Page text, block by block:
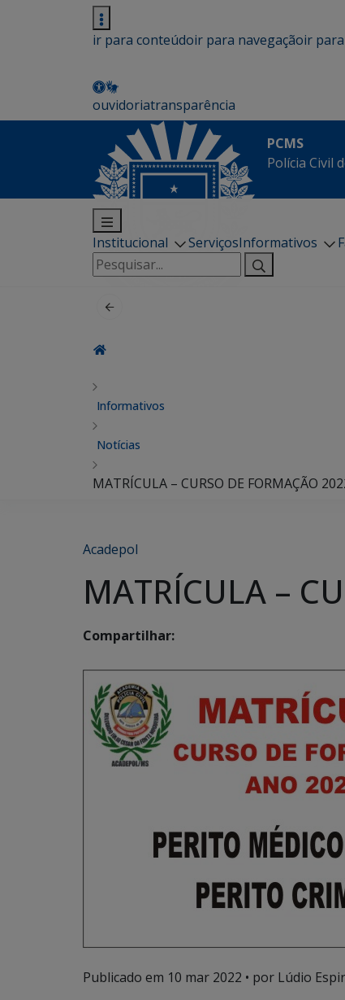
ir para conteúdoir para navegaçãoir
ouvidoriatransparência
PCMS
Polícia Civil
Institucional ServiçosInformativos
Pesquisar
por:
Informativos
Notícias
MATRÍCULA – CURSO DE FORMAÇÃO
Acadepol
MATRÍCULA –
Compartilhar:
Publicado em 10 mar 2022 • por Lúdio